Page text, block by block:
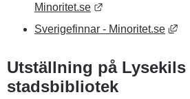
Minoritet.se
Sverigefinnar - Minoritet.se
Utställning på Lysekils
stadsbibliotek